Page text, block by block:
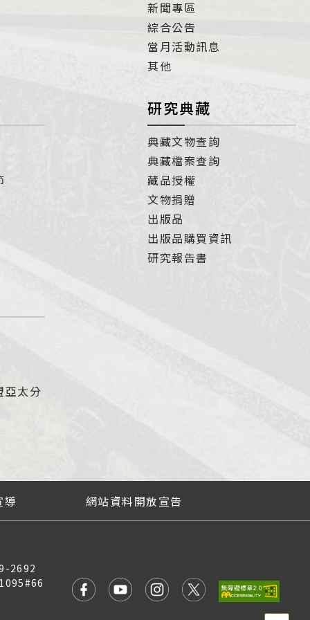
新聞專區
綜合公告
當月活動訊息
其他
研究典藏
典藏文物查詢
典藏檔案查詢
藏品授權
文物捐贈
出版品
出版品購買資訊
研究報告書
亞太分
導 網站資料開放宣告
2692